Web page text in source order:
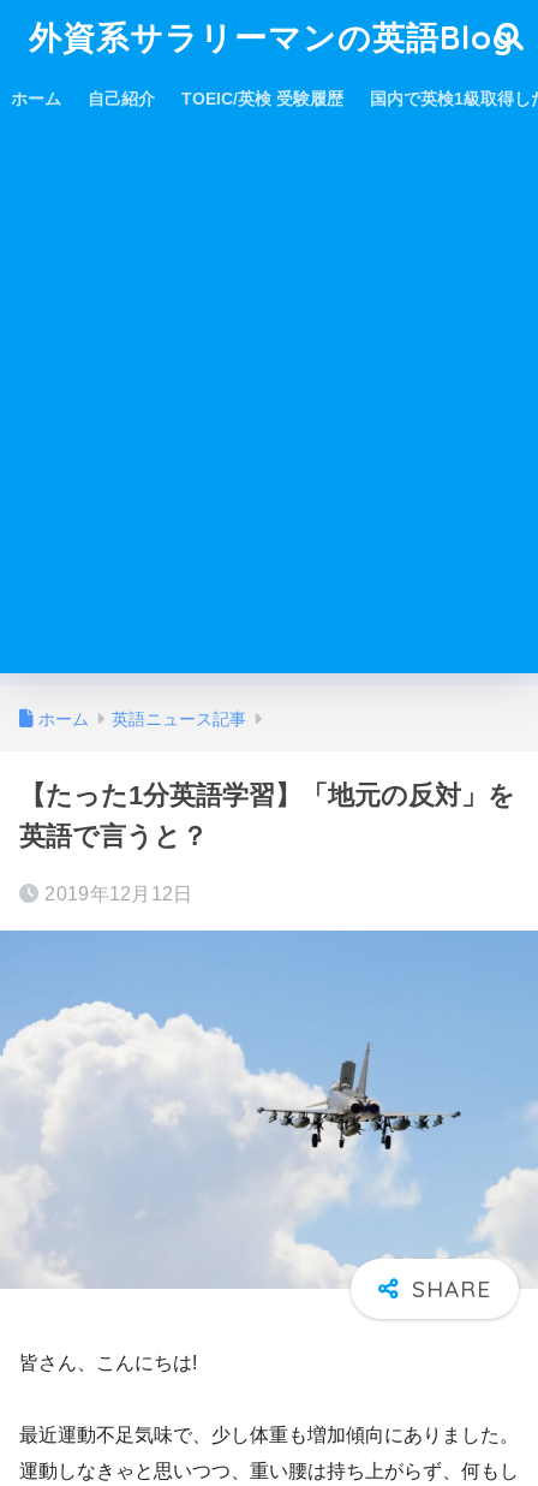
外資系サラリーマンの英語Blog
ホーム 自己紹介 TOEIC/英検 受験履歴 国内で英検1級取得し
ホーム 英語ニュース記事
【たった1分英語学習】「地元の反対」を
英語で言うと？
2019年12月12日
皆さん、こんにちは!
最近運動不足気味で、少し体重も増加傾向にありました。
運動しなきゃと思いつつ、重い腰は持ち上がらず、何もし